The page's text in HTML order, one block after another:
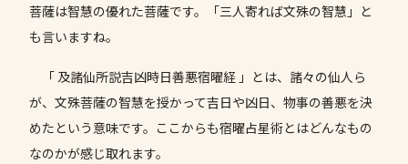
菩薩は智慧の優れた菩薩です。「三人寄れば文殊の智慧」と
も言いますね。
「 及諸仙所説吉凶時日善悪宿曜経 」とは、諸々の仙人ら
が、文殊菩薩の智慧を授かって吉日や凶日、物事の善悪を決
めたという意味です。ここからも宿曜占星術とはどんなもの
なのかが感じ取れます。